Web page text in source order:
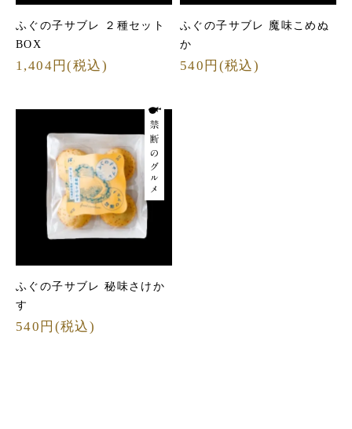
ふぐの子サブレ ２種セット
BOX
1,404円(税込)
ふぐの子サブレ 魔味こめぬ
か
540円(税込)
ふぐの子サブレ 秘味さけか
す
540円(税込)